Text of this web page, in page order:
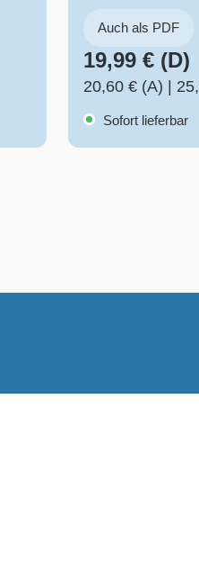
Auch als PDF
19,99 € (D)
20,60 € (A) |
Sofort lieferbar